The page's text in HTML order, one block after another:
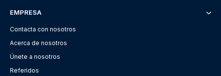
EMPRESA
Contacta con nosotros
Acerca de nosotros
Únete a nosotros
Referidos